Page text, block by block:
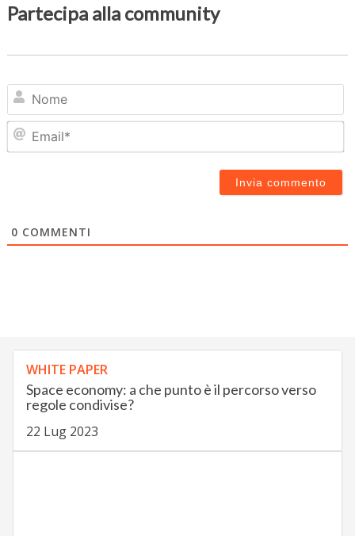
Partecipa alla community
0 COMMENTI
WHITE PAPER
Space economy: a che punto è il percorso verso
regole condivise?
22 Lug 2023